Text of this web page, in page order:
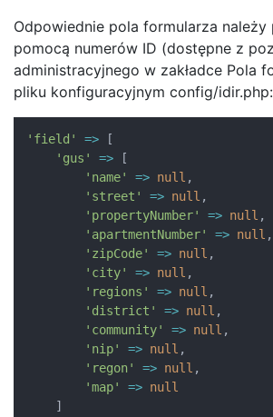
Odpowiednie pola formularza należy
pomocą numerów ID (dostępne z
administracyjnego w zakładce Pola
pliku konfiguracyjnym config/idir.php:
'field' =>
[
'gus'
=>
[
'name'
=> null ,
'street'
=> null ,
'propertyNumber'
=> null ,
'apartmentNumber'
=> null ,
'zipCode'
=> null ,
'city'
=> null ,
'regions'
=> null ,
'district'
=> null ,
'community'
=> null ,
'nip'
=> null ,
'regon'
=> null ,
'map'
=> null
]